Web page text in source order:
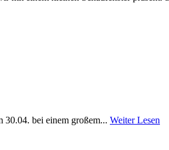
30.04. bei einem großem... Weiter Lesen